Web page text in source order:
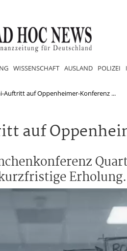
WISSENSCHAFT AUSLAND POLIZEI
Auftritt auf Oppenheimer-Konferenz ...
auf
Erholung.